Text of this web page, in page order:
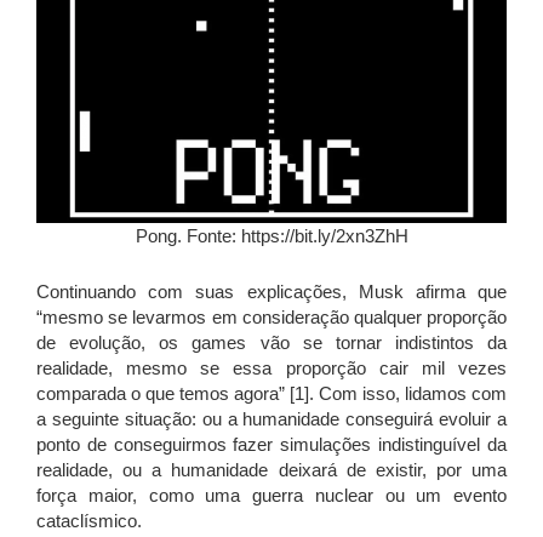
Pong. Fonte: https://bit.ly/2xn3ZhH
Continuando com suas explicações, Musk afirma que
“mesmo se levarmos em consideração qualquer proporção
de evolução, os games vão se tornar indistintos da
realidade, mesmo se essa proporção cair mil vezes
comparada o que temos agora” [1]. Com isso, lidamos com
a seguinte situação: ou a humanidade conseguirá evoluir a
ponto de conseguirmos fazer simulações indistinguível da
realidade, ou a humanidade deixará de existir, por uma
força maior, como uma guerra nuclear ou um evento
cataclísmico.